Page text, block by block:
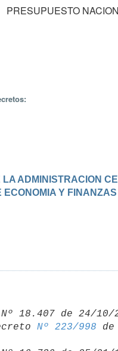
PRESUPUESTO
LA ADMINISTRACION
ECONOMIA Y FINANZAS
18.407 de 24/
Nº 223/998